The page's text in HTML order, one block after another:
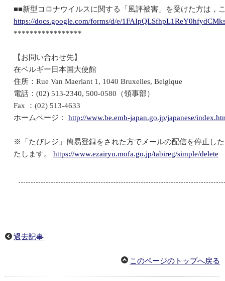
■■新型コロナウイルスに関する「風評被害」を受けた方は，
https://docs.google.com/forms/d/e/
*****************
【お問い合わせ先】
在ベルギー日本国大使館
住所：Rue Van Maerlant 1, 1040 Bruxelles, Belgique
電話：(02) 513-2340, 500-0580（領事部）
Fax ：(02) 513-4633
ホームページ： http://www.be.emb-japan.go.jp/japanese/
※「たびレジ」簡易登録をされた方でメールの配信を停止し
たします。 https://www.ezairyu.mofa.go.jp/tabireg/simple/delete
過去記事
このページのトップへ戻る